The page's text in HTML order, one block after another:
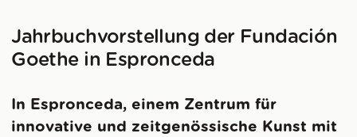
Jahrbuchvorstellung der Fundación
Goethe in Espronceda
In Espronceda, einem Zentrum für
innovative und zeitgenössische Kunst mit